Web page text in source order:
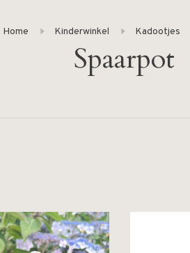
Home Kinderwinkel Kadootjes
Spaarpot